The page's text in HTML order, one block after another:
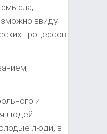
смысла,
ввиду
процессов
и
людей
люди, в